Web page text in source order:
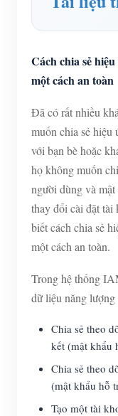
Cách chia sẻ
một cách an toàn
Đã có rất nhiều
muốn chia sẻ hiệu
với bạn bè hoặc
họ không muốn
người dùng và
thay đổi cài đặt tài
biết cách chia sẻ
một cách an toàn.
Trong hệ thống
dữ liệu năng lượng
Chia sẻ theo
kết (mật khẩu
Chia sẻ theo
(mật khẩu hỗ
Tạo một tài